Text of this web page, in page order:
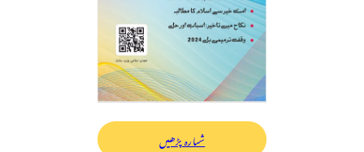
شمارہ پڑھیں